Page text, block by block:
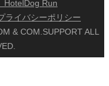
Dog Run
ライバシーポリシー
& COM.SUPPORT ALL